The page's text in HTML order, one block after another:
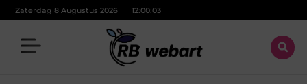
Zaterdag 8 Augustus 2026 12:00:04